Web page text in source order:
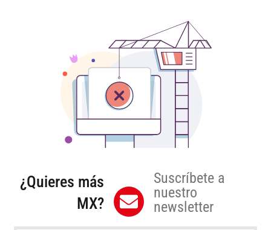
¿Quieres más
MX?
Suscríbete a
nuestro
newsletter